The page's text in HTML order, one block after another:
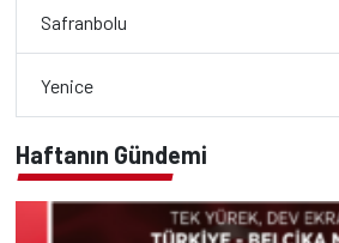
Safranbolu
Yenice
Haftanın Gündemi